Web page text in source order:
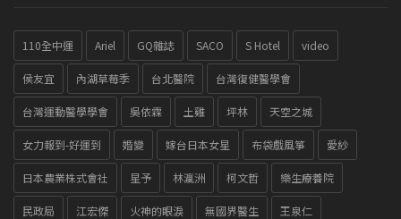
110全中運 Ariel GQ雜誌 SACO S Hotel video
侯友宜 內湖草莓季 台北醫院 台灣復健醫學會
台灣運動醫學學會 吳依霖 土雞 坪林 天空之城
女力報到-好運到 婚變 嫁台日本女星 布袋戲風箏 愛紗
日本農業株式會社 星予 林瀛洲 柯文哲 樂生療養院
民政局 江宏傑 火神的眼淚 無國界醫生 王泉仁